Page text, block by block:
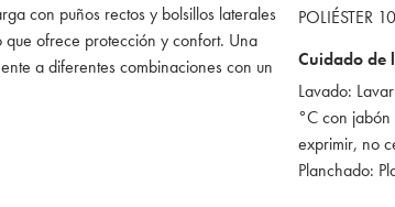
con puños rectos y bolsillos laterales
ofrece protección y confort. Una
a diferentes combinaciones con un
POLIÉSTER
Cuidado de
Lavado:
°C con
exprimir, no
Planchado: